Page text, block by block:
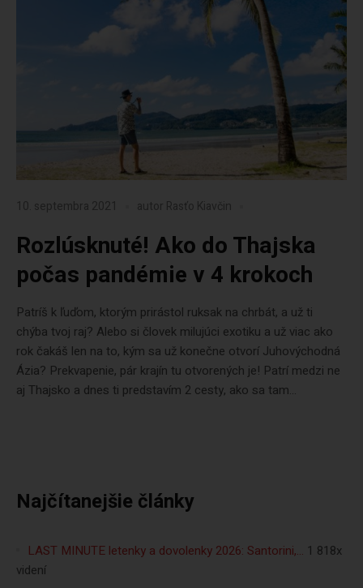
10. septembra 2021 autor Rasťo Kiavčin
Rozlúsknuté! Ako do Thajska
počas pandémie v 4 krokoch
Patríš k ľuďom, ktorým prirástol ruksak na chrbát, a už ti
chýba tvoj raj? Alebo si človek milujúci exotiku a už viac ako
rok čakáš len na to, kým sa už konečne otvorí Juhovýchodná
Ázia? Prekvapenie, pár krajín tu otvorených je! Patrí medzi ne
aj Thajsko a dnes ti predstavím 2 cesty, ako sa tam...
Najčítanejšie články
LAST MINUTE letenky a dovolenky 2026: Santorini,… 1 818x
videní